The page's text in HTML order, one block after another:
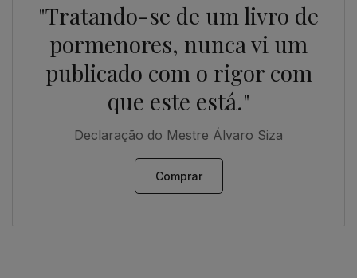
"Tratando-se de um livro de
pormenores, nunca vi um
publicado com o rigor com
que este está."
Declaração do Mestre Álvaro Siza
Comprar